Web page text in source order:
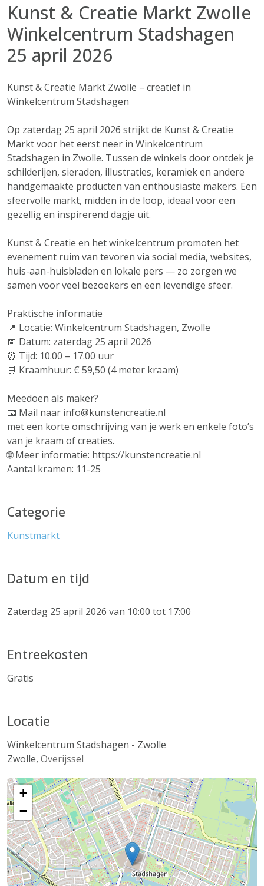
Kunst & Creatie Markt Zwolle
Winkelcentrum Stadshagen
25 april 2026
Kunst & Creatie Markt Zwolle – creatief in
Winkelcentrum Stadshagen
Op zaterdag 25 april 2026 strijkt de Kunst & Creatie
Markt voor het eerst neer in Winkelcentrum
Stadshagen in Zwolle. Tussen de winkels door ontdek je
schilderijen, sieraden, illustraties, keramiek en andere
handgemaakte producten van enthousiaste makers. Een
sfeervolle markt, midden in de loop, ideaal voor een
gezellig en inspirerend dagje uit.
Kunst & Creatie en het winkelcentrum promoten het
evenement ruim van tevoren via social media, websites,
huis-aan-huisbladen en lokale pers — zo zorgen we
samen voor veel bezoekers en een levendige sfeer.
Praktische informatie
📍 Locatie: Winkelcentrum Stadshagen, Zwolle
📅 Datum: zaterdag 25 april 2026
⏰ Tijd: 10.00 – 17.00 uur
🛒 Kraamhuur: € 59,50 (4 meter kraam)
Meedoen als maker?
📧 Mail naar info@kunstencreatie.nl
met een korte omschrijving van je werk en enkele foto’s
van je kraam of creaties.
🌐 Meer informatie: https://kunstencreatie.nl
Aantal kramen: 11-25
Categorie
Kunstmarkt
Datum en tijd
Zaterdag 25 april 2026 van 10:00 tot 17:00
Entreekosten
Gratis
Locatie
Winkelcentrum Stadshagen - Zwolle
Zwolle, Overijssel
+
−